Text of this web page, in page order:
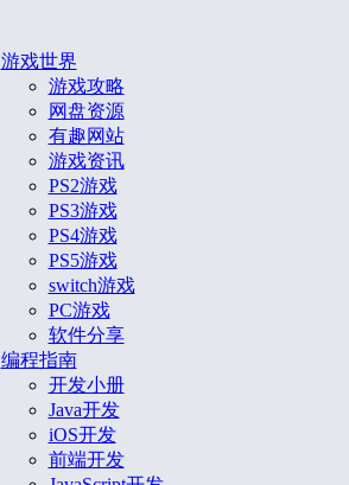
游戏世界
游戏攻略
网盘资源
有趣网站
游戏资讯
PS2游戏
PS3游戏
PS4游戏
PS5游戏
switch游戏
PC游戏
软件分享
编程指南
开发小册
Java开发
iOS开发
前端开发